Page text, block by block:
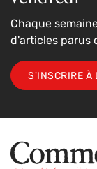
Chaque
d'articles parus
S'INSCRIRE À